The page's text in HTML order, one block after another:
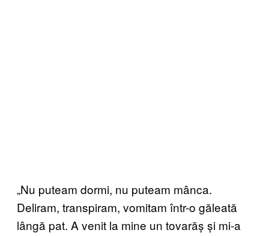
„Nu puteam dormi, nu puteam mânca.
Deliram, transpiram, vomitam într-o găleată
lângă pat. A venit la mine un tovarăș și mi-a